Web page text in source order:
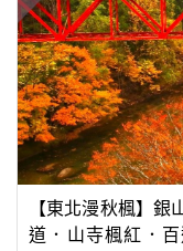
【東北漫秋楓】
道．山寺楓紅．